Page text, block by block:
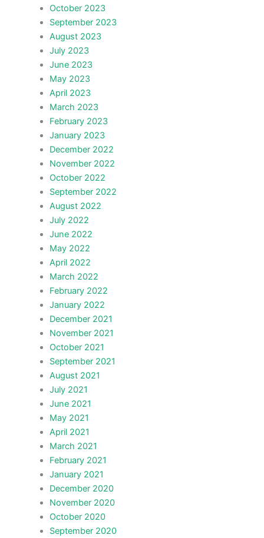
October 2023
September 2023
August 2023
July 2023
June 2023
May 2023
April 2023
March 2023
February 2023
January 2023
December 2022
November 2022
October 2022
September 2022
August 2022
July 2022
June 2022
May 2022
April 2022
March 2022
February 2022
January 2022
December 2021
November 2021
October 2021
September 2021
August 2021
July 2021
June 2021
May 2021
April 2021
March 2021
February 2021
January 2021
December 2020
November 2020
October 2020
September 2020